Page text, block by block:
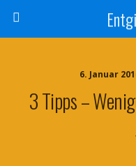
6. Januar
3 Tipps –